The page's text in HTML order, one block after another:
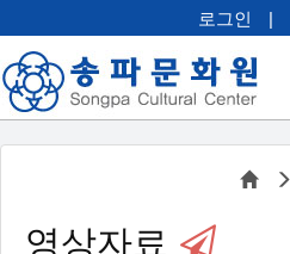
로그인 |
영상자료